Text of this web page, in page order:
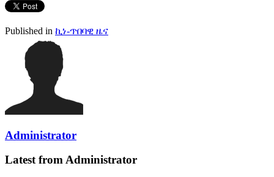
Published in ኪነ-ጥበባዊ ዜና
Administrator
Latest from Administrator